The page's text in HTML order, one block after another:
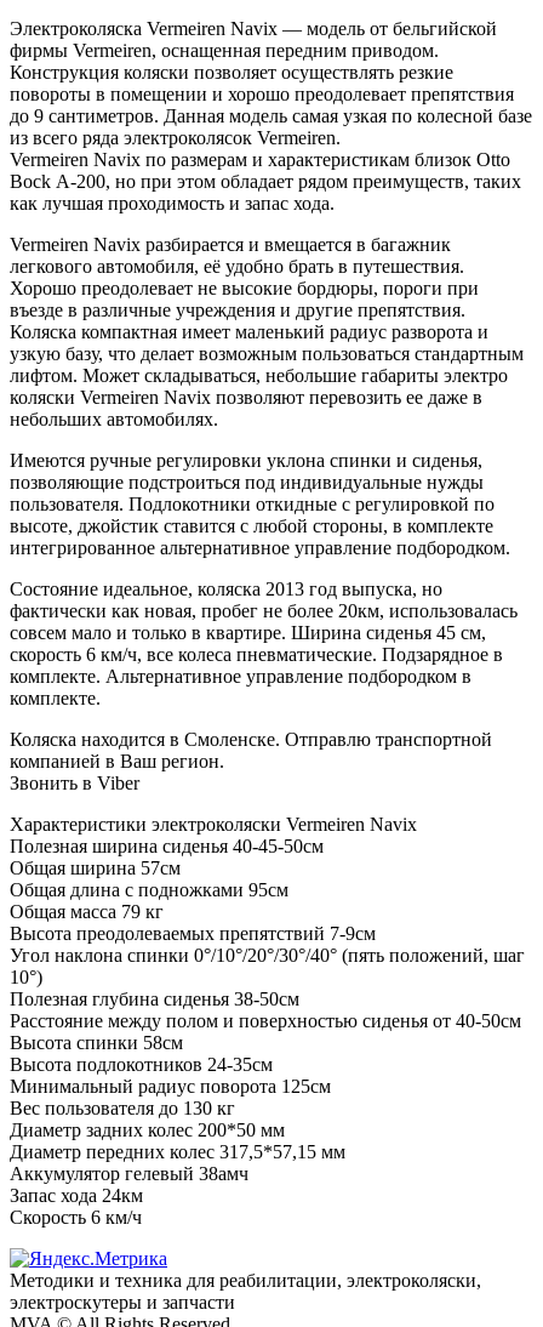
Электроколяска Vermeiren Navix — модель от бельгийской
фирмы Vermeiren, оснащенная передним приводом.
Конструкция коляски позволяет осуществлять резкие
повороты в помещении и хорошо преодолевает препятствия
до 9 сантиметров. Данная модель самая узкая по колесной базе
из всего ряда электроколясок Vermeiren.
Vermeiren Navix по размерам и характеристикам близок Otto
Bock А-200, но при этом обладает рядом преимуществ, таких
как лучшая проходимость и запас хода.
Vermeiren Navix разбирается и вмещается в багажник
легкового автомобиля, её удобно брать в путешествия.
Хорошо преодолевает не высокие бордюры, пороги при
въезде в различные учреждения и другие препятствия.
Коляска компактная имеет маленький радиус разворота и
узкую базу, что делает возможным пользоваться стандартным
лифтом. Может складываться, небольшие габариты электро
коляски Vermeiren Navix позволяют перевозить ее даже в
небольших автомобилях.
Имеются ручные регулировки уклона спинки и сиденья,
позволяющие подстроиться под индивидуальные нужды
пользователя. Подлокотники откидные с регулировкой по
высоте, джойстик ставится с любой стороны, в комплекте
интегрированное альтернативное управление подбородком.
Состояние идеальное, коляска 2013 год выпуска, но
фактически как новая, пробег не более 20км, использовалась
совсем мало и только в квартире. Ширина сиденья 45 см,
скорость 6 км/ч, все колеса пневматические. Подзарядное в
комплекте. Альтернативное управление подбородком в
комплекте.
Коляска находится в Смоленске. Отправлю транспортной
компанией в Ваш регион.
Звонить в Viber
Характеристики электроколяски Vermeiren Navix
Полезная ширина сиденья 40-45-50см
Общая ширина 57см
Общая длина с подножками 95см
Общая масса 79 кг
Высота преодолеваемых препятствий 7-9см
Угол наклона спинки 0°/10°/20°/30°/40° (пять положений, шаг
10°)
Полезная глубина сиденья 38-50см
Расстояние между полом и поверхностью сиденья от 40-50см
Высота спинки 58см
Высота подлокотников 24-35см
Минимальный радиус поворота 125см
Вес пользователя до 130 кг
Диаметр задних колес 200*50 мм
Диаметр передних колес 317,5*57,15 мм
Аккумулятор гелевый 38амч
Запас хода 24км
Скорость 6 км/ч
Методики и техника для реабилитации, электроколяски,
электроскyтеры и запчасти